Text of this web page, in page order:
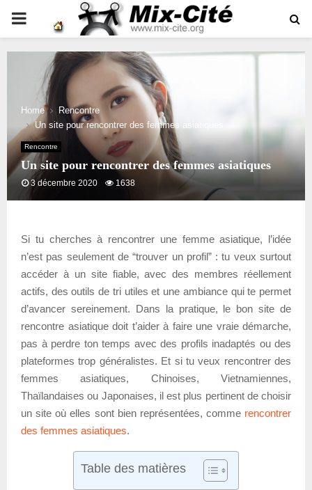
PRIMARY
MENU
Home
Rencontre
Un site pour rencontrer des femmes asiatiques
Rencontre
Un site pour rencontrer des femmes asiatiques
3 décembre 2020 1638
Si tu cherches à rencontrer une femme asiatique, l’idée
n’est pas seulement de “trouver un profil” : tu veux surtout
accéder à un site fiable, avec des membres réellement
actifs, des outils de tri utiles et une ambiance qui te permet
d’avancer sereinement. Dans la pratique, le bon site de
rencontre asiatique doit t’aider à faire une vraie démarche,
pas à perdre ton temps avec des profils inadaptés ou des
plateformes trop généralistes. Et si tu veux rencontrer des
femmes asiatiques, Chinoises, Vietnamiennes,
Thaïlandaises ou Japonaises, il est plus pertinent de choisir
un site où elles sont bien représentées, comme rencontrer
des femmes asiatiques.
Table des matières